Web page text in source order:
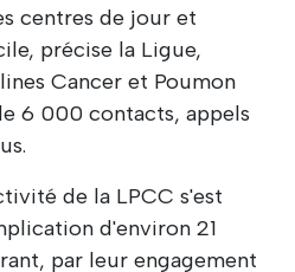
centres de jour et
précise la Ligue,
Cancer et Poumon
6 000 contacts, appels
de la LPCC s'est
d'environ 21
par leur engagement